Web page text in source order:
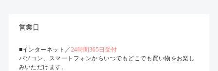
営業日
■インターネット／ 24時間365日受付
パソコン、スマートフォンからいつでもどこでも買い物をお楽し
みいただけます。